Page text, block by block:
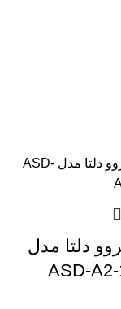
دلتا مدل
ASD-